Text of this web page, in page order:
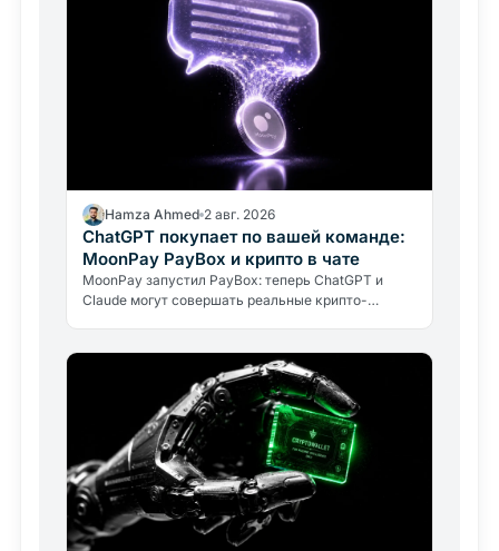
Hamza Ahmed 2 авг. 2026
ChatGPT покупает по вашей команде:
MoonPay PayBox и крипто в чате
MoonPay запустил PayBox: теперь ChatGPT и
Claude могут совершать реальные крипто-